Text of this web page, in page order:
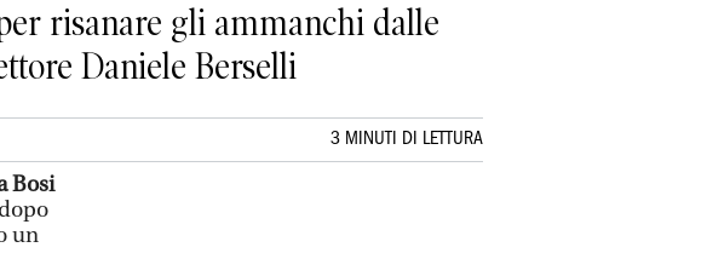
risanare gli ammanchi dalle
Daniele Berselli
3 MINUTI DI LETTURA
Bosi
un